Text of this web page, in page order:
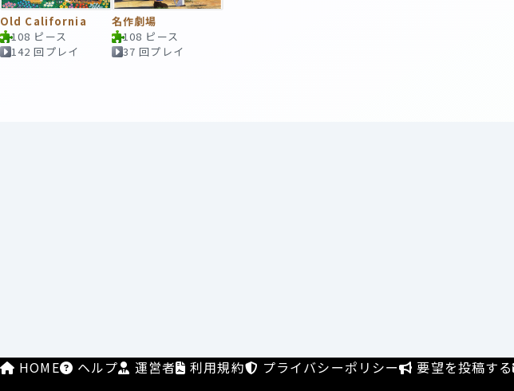
Old California
108 ピース
142 回プレイ
名作劇場
108 ピース
37 回プレイ
HOME ヘルプ 運営者 利用規約 プライバシーポリシー 要望を投稿する